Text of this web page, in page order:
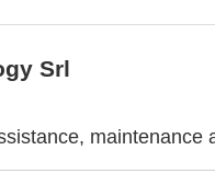
Srl
maintenance